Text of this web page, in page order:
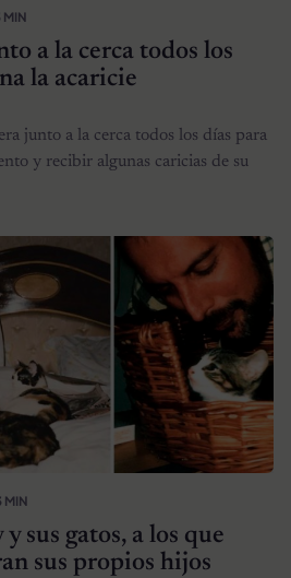
MIN
a la cerca todos los
la acaricie
junto a la cerca todos los días para
y recibir algunas caricias de su
MIN
sus gatos, a los que
sus propios hijos